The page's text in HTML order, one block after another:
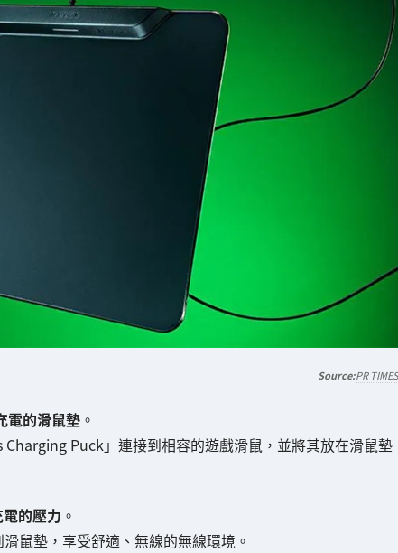
PR TIMES
電的滑鼠墊。
Puck」連接到相容的遊戲滑鼠，並將其放在滑鼠墊
的壓力 。
鼠墊，享受舒適、無線的無線環境。